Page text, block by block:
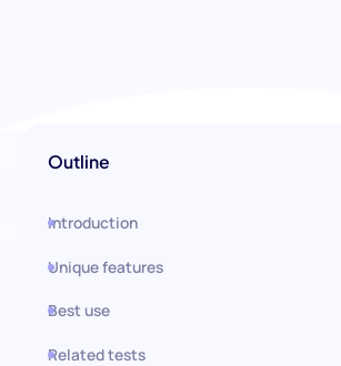
Outline
Introduction
Unique features
Best use
Related tests